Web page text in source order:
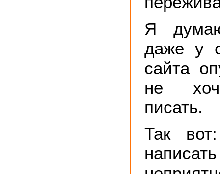
Я
даже у
сайта
не
писать.
Так